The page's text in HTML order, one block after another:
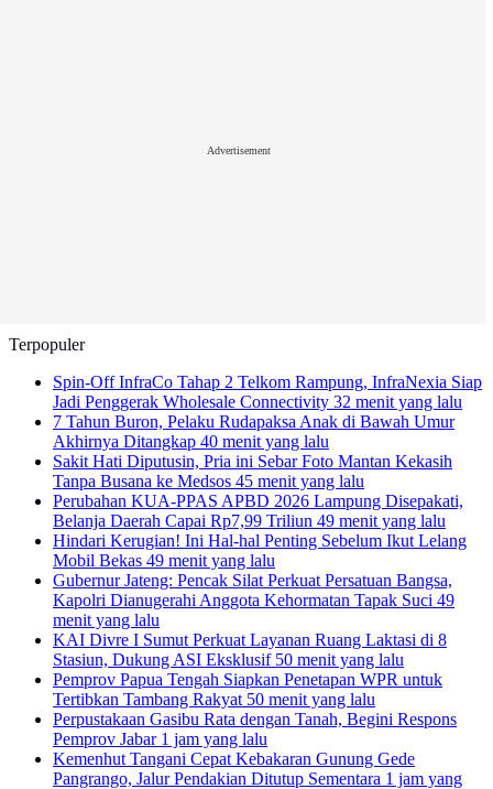
Advertisement
Terpopuler
Spin-Off InfraCo Tahap 2 Telkom Rampung, InfraNexia Siap
Jadi Penggerak Wholesale Connectivity 32 menit yang lalu
7 Tahun Buron, Pelaku Rudapaksa Anak di Bawah Umur
Akhirnya Ditangkap 40 menit yang lalu
Sakit Hati Diputusin, Pria ini Sebar Foto Mantan Kekasih
Tanpa Busana ke Medsos 45 menit yang lalu
Perubahan KUA-PPAS APBD 2026 Lampung Disepakati,
Belanja Daerah Capai Rp7,99 Triliun 49 menit yang lalu
Hindari Kerugian! Ini Hal-hal Penting Sebelum Ikut Lelang
Mobil Bekas 49 menit yang lalu
Gubernur Jateng: Pencak Silat Perkuat Persatuan Bangsa,
Kapolri Dianugerahi Anggota Kehormatan Tapak Suci 49
menit yang lalu
KAI Divre I Sumut Perkuat Layanan Ruang Laktasi di 8
Stasiun, Dukung ASI Eksklusif 50 menit yang lalu
Pemprov Papua Tengah Siapkan Penetapan WPR untuk
Tertibkan Tambang Rakyat 50 menit yang lalu
Perpustakaan Gasibu Rata dengan Tanah, Begini Respons
Pemprov Jabar 1 jam yang lalu
Kemenhut Tangani Cepat Kebakaran Gunung Gede
Pangrango, Jalur Pendakian Ditutup Sementara 1 jam yang